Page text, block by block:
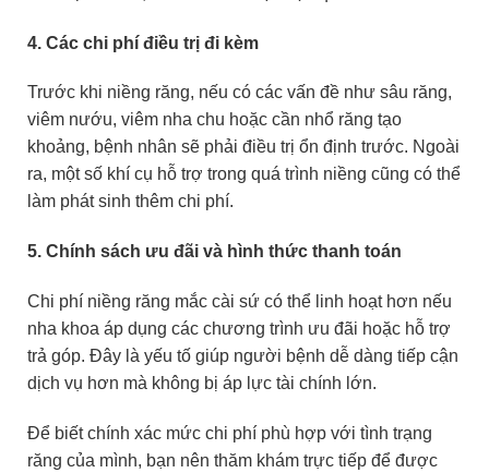
4. Các chi phí điều trị đi kèm
Trước khi niềng răng, nếu có các vấn đề như sâu răng,
viêm nướu, viêm nha chu hoặc cần nhổ răng tạo
khoảng, bệnh nhân sẽ phải điều trị ổn định trước. Ngoài
ra, một số khí cụ hỗ trợ trong quá trình niềng cũng có thể
làm phát sinh thêm chi phí.
5. Chính sách ưu đãi và hình thức thanh toán
Chi phí niềng răng mắc cài sứ có thể linh hoạt hơn nếu
nha khoa áp dụng các chương trình ưu đãi hoặc hỗ trợ
trả góp. Đây là yếu tố giúp người bệnh dễ dàng tiếp cận
dịch vụ hơn mà không bị áp lực tài chính lớn.
Để biết chính xác mức chi phí phù hợp với tình trạng
răng của mình, bạn nên thăm khám trực tiếp để được